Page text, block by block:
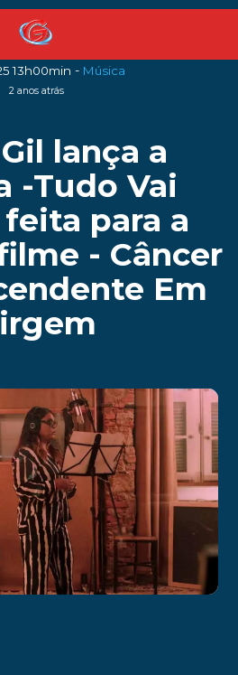
13h00min - Música
2 anos atrás
lança a
-Tudo Vai
feita para a
- Câncer
Em